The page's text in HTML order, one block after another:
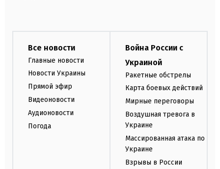
Все новости
Главные новости
Новости Украины
Прямой эфир
Видеоновости
Аудионовости
Погода
Война России с
Украиной
Ракетные обстрелы
Карта боевых действий
Мирные переговоры
Воздушная тревога в
Украине
Массированная атака по
Украине
Взрывы в России